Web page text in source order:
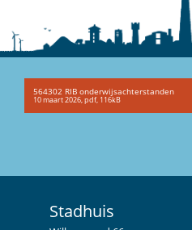
564302 RIB onderwijsachterstanden
10 maart 2026,pdf, 116kB
Stadhuis